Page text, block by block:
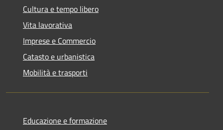
Cultura e tempo libero
Vita lavorativa
Imprese e Commercio
Catasto e urbanistica
Mobilità e trasporti
Educazione e formazione